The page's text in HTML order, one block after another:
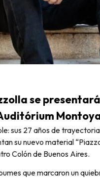
se
su nuevo material
Colón de Buenos Aires.
que marcaron un